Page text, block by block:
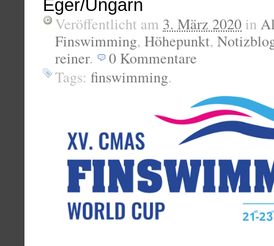
Eger/Ungarn
Veröffentlicht am 3. März 2020 in
Finswimming, Höhepunkt,
reiner. 0 Kommentare
Tags: finswimming.